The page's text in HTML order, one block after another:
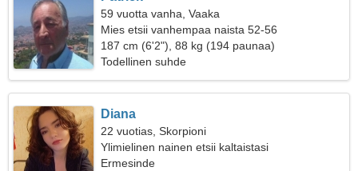
59 vuotta vanha, Vaaka
Mies etsii vanhempaa naista 52-56
187 cm (6'2"), 88 kg (194 paunaa)
Todellinen suhde
Diana
22 vuotias, Skorpioni
Ylimielinen nainen etsii kaltaistasi
Ermesinde